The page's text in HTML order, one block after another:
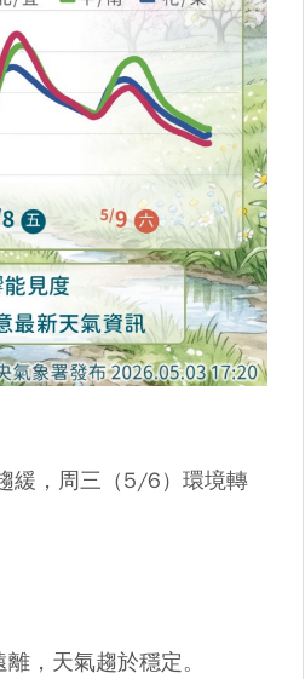
緩，周三（5/6）環境轉
，天氣趨於穩定。